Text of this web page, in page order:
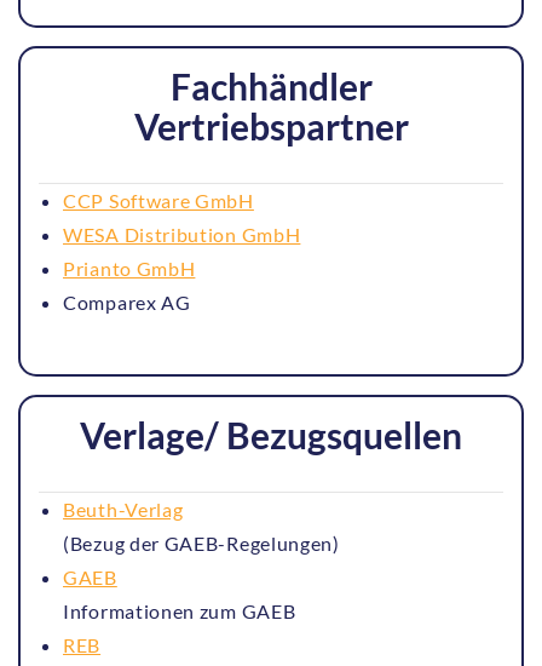
Fachhändler
Vertriebspartner
CCP Software GmbH
WESA Distribution GmbH
Prianto GmbH
Comparex AG
Verlage/ Bezugsquellen
Beuth-Verlag
(Bezug der GAEB-Regelungen)
GAEB
Informationen zum GAEB
REB